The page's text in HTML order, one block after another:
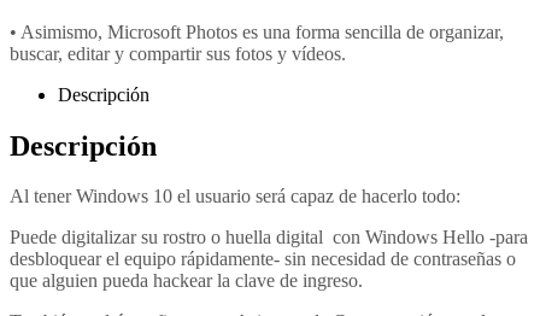
• Asimismo, Microsoft Photos es una forma sencilla de organizar,
buscar, editar y compartir sus fotos y vídeos.
Descripción
Descripción
Al tener Windows 10 el usuario será capaz de hacerlo todo:
Puede digitalizar su rostro o huella digital con Windows Hello -para
desbloquear el equipo rápidamente- sin necesidad de contraseñas o
que alguien pueda hackear la clave de ingreso.